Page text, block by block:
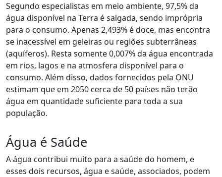
Segundo especialistas em meio ambiente, 97,5% da
água disponível na Terra é salgada, sendo imprópria
para o consumo. Apenas 2,493% é doce, mas encontra
se inacessível em geleiras ou regiões subterrâneas
(aquíferos). Resta somente 0,007% da água encontrada
em rios, lagos e na atmosfera disponível para o
consumo. Além disso, dados fornecidos pela ONU
estimam que em 2050 cerca de 50 países não terão
água em quantidade suficiente para toda a sua
população.
Água é Saúde
A água contribui muito para a saúde do homem, e
esses dois recursos, água e saúde, associados, podem